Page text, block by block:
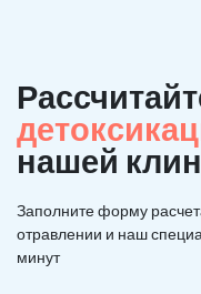
нашей
Заполните форму
отравлении и наш
минут